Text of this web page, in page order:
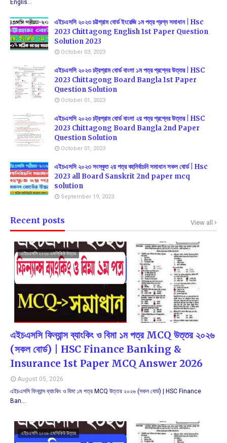
Englis…
এইচএসসি ২০২৩ চট্টগ্রাম বোর্ড ইংরেজি ১ম পত্র প্রশ্ন সমাধান | Hsc
2023 Chittagong English 1st Paper Question
Solution 2023
October 03, 2023
এইচএসসি ২০২৩ চট্রগ্রাম বোর্ড বাংলা ১ম পত্র প্রশ্নের উত্তর | HSC
2023 Chittagong Board Bangla 1st Paper
Question Solution
October 01, 2023
এইচএসসি ২০২৩ চট্রগ্রাম বোর্ড বাংলা ২য় পত্র প্রশ্নের উত্তর | HSC
2023 Chittagong Board Bangla 2nd Paper
Question Solution
October 01, 2023
এইচএসসি ২০২৩ সংস্কৃত ২য় পত্র বহুনির্বাচনি সমাধান সকল বোর্ড | Hsc
2023 all Board Sanskrit 2nd paper mcq
solution
September 19, 2023
Recent posts View all
এইচএসসি ২০২৬ এমসিকিউ উত্তর
এইচএসসি ফিন্যান্স ব্যাংকিং ও বিমা ১ম পত্র MCQ উত্তর ২০২৬
(সকল বোর্ড) | HSC Finance Banking &
Insurance 1st Paper MCQ Answer 2026
August 05, 2026
এইচএসসি ফিন্যান্স ব্যাংকিং ও বিমা ১ম পত্র MCQ উত্তর ২০২৬ (সকল বোর্ড) | HSC Finance
Ban…
এইচএসসি ২০২৬ এমসিকিউ উত্তর